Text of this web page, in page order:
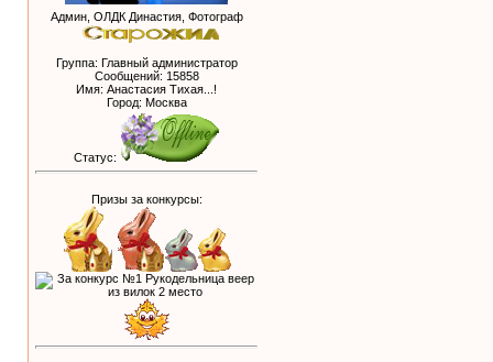
Админ, ОЛДК Династия, Фотограф
Группа: Главный администратор
Сообщений: 15858
Имя: Анастасия Тихая...!
Город: Москва
Статус:
Призы за конкурсы: